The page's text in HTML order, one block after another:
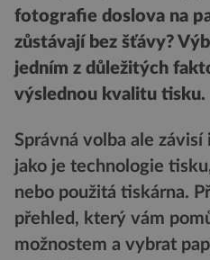
fotografie doslova na
zůstávají bez šťávy?
jedním z důležitých
výslednou kvalitu tisku.
Správná volba ale
jako je technologie
nebo použitá tiskárna.
přehled, který vám
možnostem a vybrat